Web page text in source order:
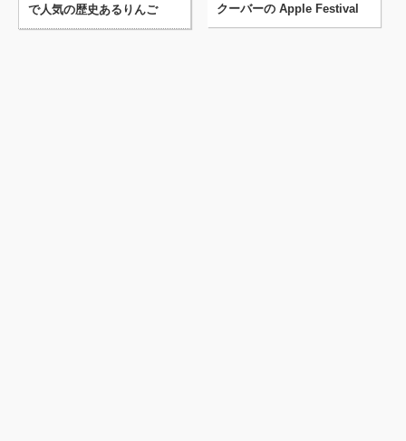
で人気の歴史あるりんご
「Glockenapfel」まと･･･
クーバーの Apple Festival
で出会った特･･･